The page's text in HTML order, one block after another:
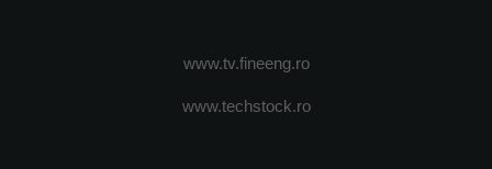
www.tv.fineeng.ro
www.techstock.ro